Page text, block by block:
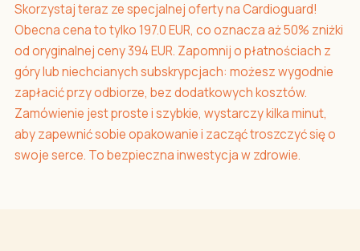
Skorzystaj teraz ze specjalnej oferty na Cardioguard!
Obecna cena to tylko 197.0 EUR, co oznacza aż 50% zniżki
od oryginalnej ceny 394 EUR. Zapomnij o płatnościach z
góry lub niechcianych subskrypcjach: możesz wygodnie
zapłacić przy odbiorze, bez dodatkowych kosztów.
Zamówienie jest proste i szybkie, wystarczy kilka minut,
aby zapewnić sobie opakowanie i zacząć troszczyć się o
swoje serce. To bezpieczna inwestycja w zdrowie.